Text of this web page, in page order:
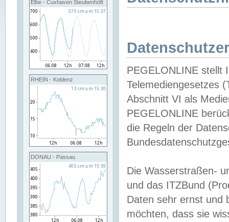
Elbe - Cuxhaven Steubenhöft
RHEIN - Koblenz
DONAU - Passau
PEGELONLINE stellt
Telemediengesetzes
Abschnitt VI als
PEGELONLINE
die Regeln der
Die Wasserstraßen-
und das ITZBund
Daten sehr ernst und
möchten, dass sie